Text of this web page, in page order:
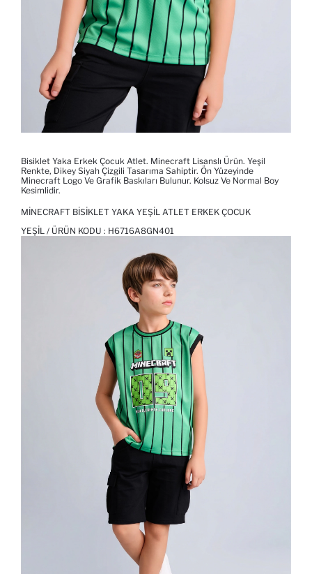
Bisiklet Yaka Erkek Çocuk Atlet. Minecraft Lisanslı Ürün. Yeşil
Renkte, Dikey Siyah Çizgili Tasarıma Sahiptir. Ön Yüzeyinde
Minecraft Logo Ve Grafik Baskıları Bulunur. Kolsuz Ve Normal Boy
Kesimlidir.
MINECRAFT BISIKLET YAKA YEŞIL ATLET ERKEK ÇOCUK
YEŞIL / ÜRÜN KODU : H6716A8GN401